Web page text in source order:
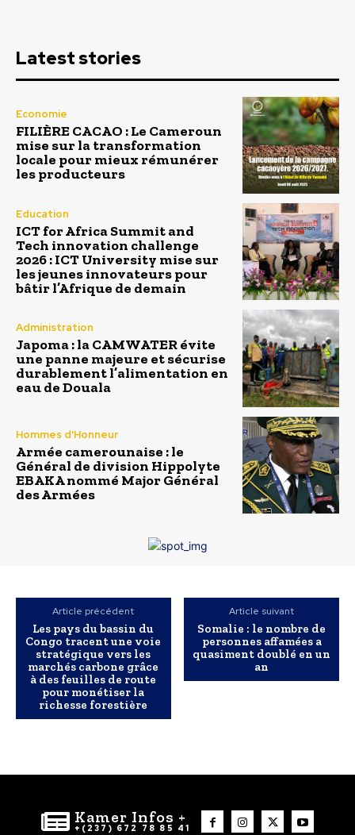
Latest stories
Economie
FILIÈRE CACAO : Le Cameroun
mise sur la transformation
locale pour mieux rémunérer
les producteurs
Education
ICT for Africa Summit and
Tech innovation challenge
2026 : ICT University mise sur
les jeunes innovateurs pour
bâtir l’Afrique de demain
Administration
Japoma : la CAMWATER évite
une panne majeure et sécurise
durablement l’alimentation en
eau de Douala
Hommes d'Honneur
Armée camerounaise : le
Général de division Hippolyte
EBAKA nommé Major Général
des Armées
Article précédent
Les pays du bassin du
Congo tracent une voie
stratégique vers les
marchés carbone grâce
à des feuilles de route
pour monétiser la
richesse forestière
Article suivant
Somalie : le nombre de
personnes affamées a
quasiment doublé en un
an
Kamer Infos +
+(237) 672 78 85 41